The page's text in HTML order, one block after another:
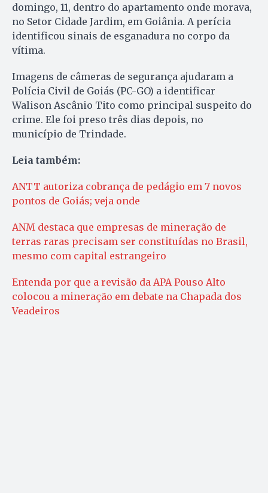
domingo, 11, dentro do apartamento onde morava,
no Setor Cidade Jardim, em Goiânia. A perícia
identificou sinais de esganadura no corpo da
vítima.
Imagens de câmeras de segurança ajudaram a
Polícia Civil de Goiás (PC-GO) a identificar
Walison Ascânio Tito como principal suspeito do
crime. Ele foi preso três dias depois, no
município de Trindade.
Leia também:
ANTT autoriza cobrança de pedágio em 7 novos
pontos de Goiás; veja onde
ANM destaca que empresas de mineração de
terras raras precisam ser constituídas no Brasil,
mesmo com capital estrangeiro
Entenda por que a revisão da APA Pouso Alto
colocou a mineração em debate na Chapada dos
Veadeiros